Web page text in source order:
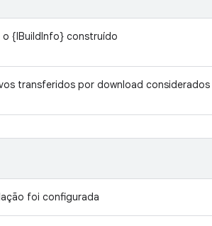
o {IBuildInfo} construído
transferidos por download considerados
foi configurada